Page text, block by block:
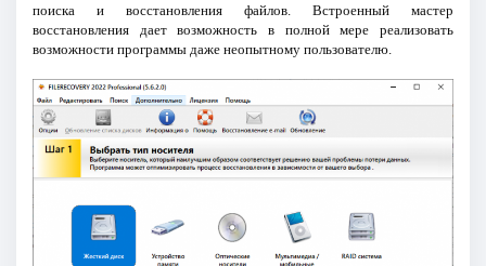
поиска и восстановления файлов. Встроенный мастер
восстановления дает возможность в полной мере реализовать
возможности программы даже неопытному пользователю.